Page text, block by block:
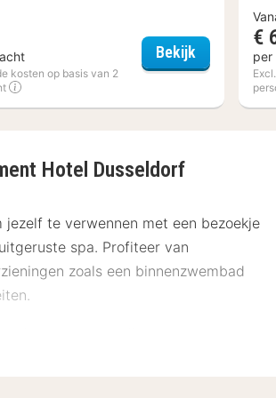
kosten op basis van 2
Bekijk Clayton
€
per
Hotel Dusseldorf
jezelf te verwennen met een bezoekje
spa. Profiteer van
zoals een binnenzwembad
er tegen betaling een